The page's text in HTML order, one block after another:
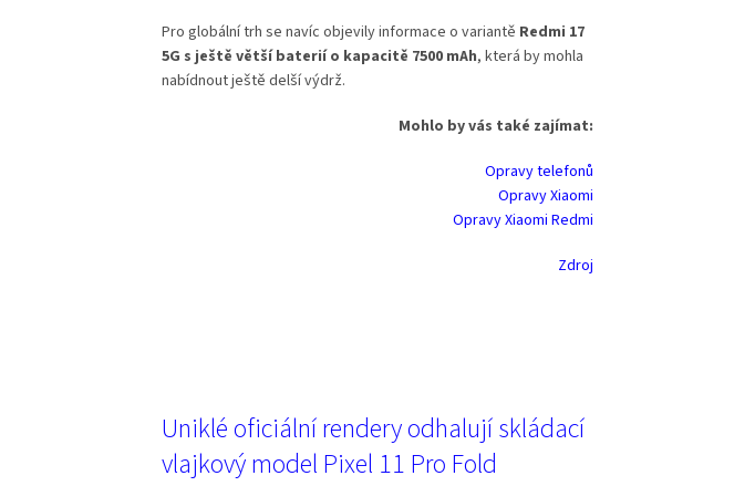
Pro globální trh se navíc objevily informace o variantě Redmi 17
5G s ještě větší baterií o kapacitě 7500 mAh, která by mohla
nabídnout ještě delší výdrž.
Mohlo by vás také zajímat:
Opravy telefonů
Opravy Xiaomi
Opravy Xiaomi Redmi
Zdroj
Uniklé oficiální rendery odhalují skládací
vlajkový model Pixel 11 Pro Fold